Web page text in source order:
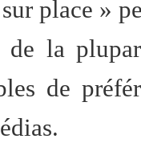
place »
la
de